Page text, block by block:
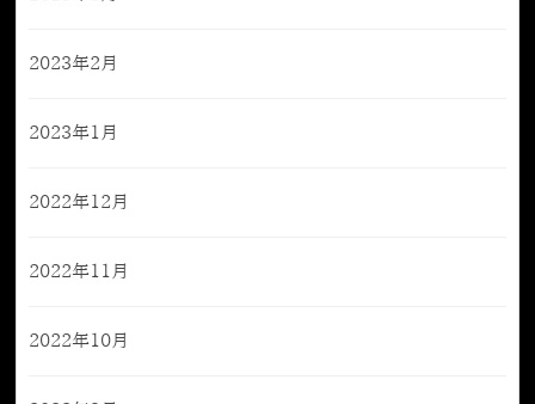
2023年2月
2023年1月
2022年12月
2022年11月
2022年10月